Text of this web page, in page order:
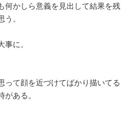
何かしら意義を見出して結果を残
。
に。
って顔を近づけてばかり描いてる
がある。